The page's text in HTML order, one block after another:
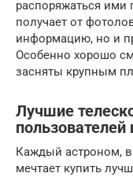
распоряжаться ими
получает от
информацию, но и
Особенно хорошо
засняты крупным
Лучшие
Каждый астроном,
мечтает купить